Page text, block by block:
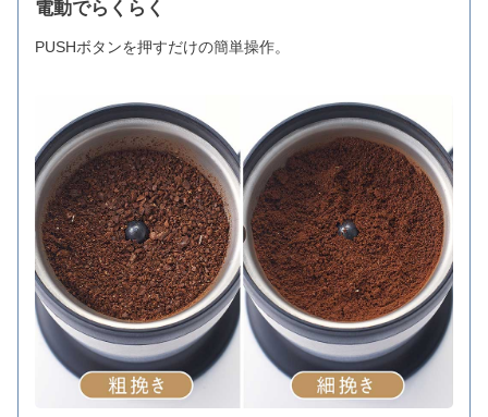
電動でらくらく
PUSHボタンを押すだけの簡単操作。